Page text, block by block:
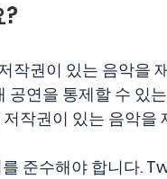
권이 있는 음악을
공연을 통제할 수 있
작권이 있는 음악을
준수해야 합니다.